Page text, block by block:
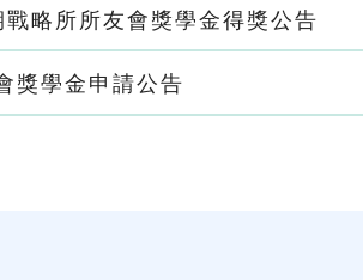
略所所友會獎學金得獎公告
獎學金申請公告